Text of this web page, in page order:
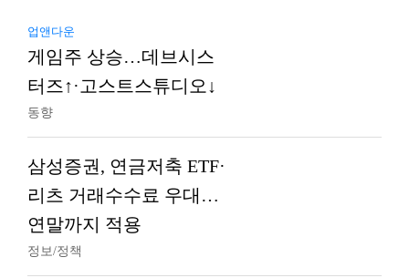
업앤다운
게임주 상승…데브시스
터즈↑·고스트스튜디오↓
동향
삼성증권, 연금저축 ETF·
리츠 거래수수료 우대…
연말까지 적용
정보/정책